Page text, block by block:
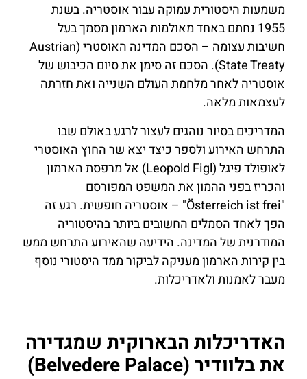
משמעות היסטורית עמוקה עבור אוסטריה. בשנת
1955 נחתם באחד מאולמות הארמון מסמך בעל
חשיבות עצומה – הסכם המדינה האוסטרי (Austrian
State Treaty). הסכם זה סימן את סיום הכיבוש של
אוסטריה לאחר מלחמת העולם השנייה ואת חזרתה
לעצמאות מלאה.
המדריכים בסיור נוהגים לעצור לרגע באולם שבו
התרחש האירוע ולספר כיצד יצא שר החוץ האוסטרי
לאופולד פיגל (Leopold Figl) אל מרפסת הארמון
והכריז בפני ההמון את המשפט המפורסם
"Österreich ist frei" – אוסטריה חופשית. רגע זה
הפך לאחד הסמלים החשובים ביותר בהיסטוריה
המודרנית של המדינה. הידיעה שהאירוע התרחש ממש
בין קירות הארמון מעניקה לביקור ממד היסטורי נוסף
מעבר לאמנות ולאדריכלות.
האדריכלות הבארוקית שמגדירה
את בלוודיר (Belvedere Palace)